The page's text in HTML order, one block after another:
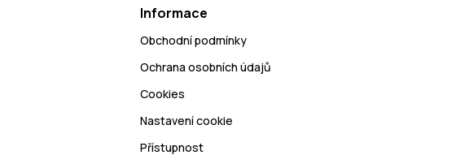
Informace
Obchodní podmínky
Ochrana osobních údajů
Cookies
Nastavení cookie
Přístupnost